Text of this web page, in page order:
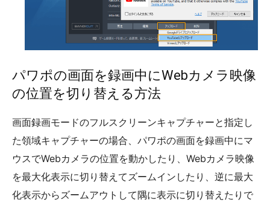
パワポの画面を録画中にWebカメラ映像
の位置を切り替える方法
画面録画モードのフルスクリーンキャプチャーと指定し
た領域キャプチャーの場合、パワポの画面を録画中にマ
ウスでWebカメラの位置を動かしたり、Webカメラ映像
を最大化表示に切り替えてズームインしたり、逆に最大
化表示からズームアウトして隅に表示に切り替えたりで